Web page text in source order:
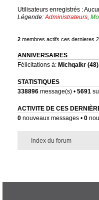
Utilisateurs enregistrés :
Légende:Administrateurs,
2membres actifs ces dernieres
ANNIVERSAIRES
Félicitations à: Michqalkr
STATISTIQUES
338896message(s) • 5691
ACTIVITE DE CES
0nouveaux messages • 0
Index du forum